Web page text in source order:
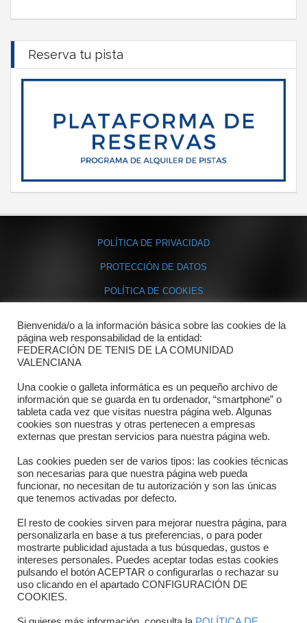
Reserva tu pista
POLÍTICA DE PRIVACIDAD
PROTECCIÓN DE DATOS
POLÍTICA DE COOKIES
Contacto
Dónde estamos
Directorio departamentos
Horario
Formulario de contacto
Copyright © 2025 FTCV
Bienvenida/o a la información básica sobre las cookies de la
página web responsabilidad de la entidad:
FEDERACIÓN DE TENIS DE LA COMUNIDAD
VALENCIANA
Una cookie o galleta informática es un pequeño archivo de
información que se guarda en tu ordenador, “smartphone” o
tableta cada vez que visitas nuestra página web. Algunas
cookies son nuestras y otras pertenecen a empresas
externas que prestan servicios para nuestra página web.
Las cookies pueden ser de varios tipos: las cookies técnicas
son necesarias para que nuestra página web pueda
funcionar, no necesitan de tu autorización y son las únicas
que tenemos activadas por defecto.
El resto de cookies sirven para mejorar nuestra página, para
personalizarla en base a tus preferencias, o para poder
mostrarte publicidad ajustada a tus búsquedas, gustos e
intereses personales. Puedes aceptar todas estas cookies
pulsando el botón ACEPTAR o configurarlas o rechazar su
uso clicando en el apartado CONFIGURACIÓN DE
COOKIES.